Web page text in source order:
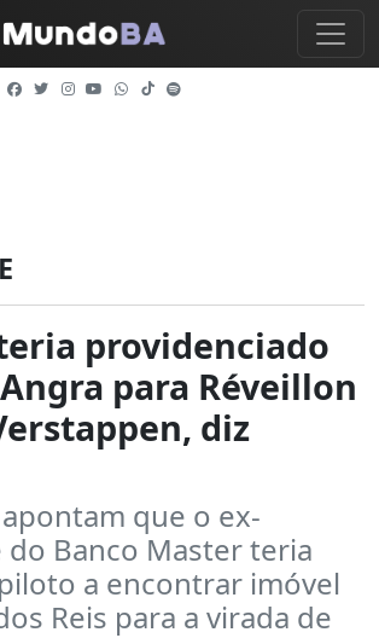
providenciado
para Réveillon
diz
que o ex-
Banco Master teria
a encontrar imóvel
Reis para a virada de